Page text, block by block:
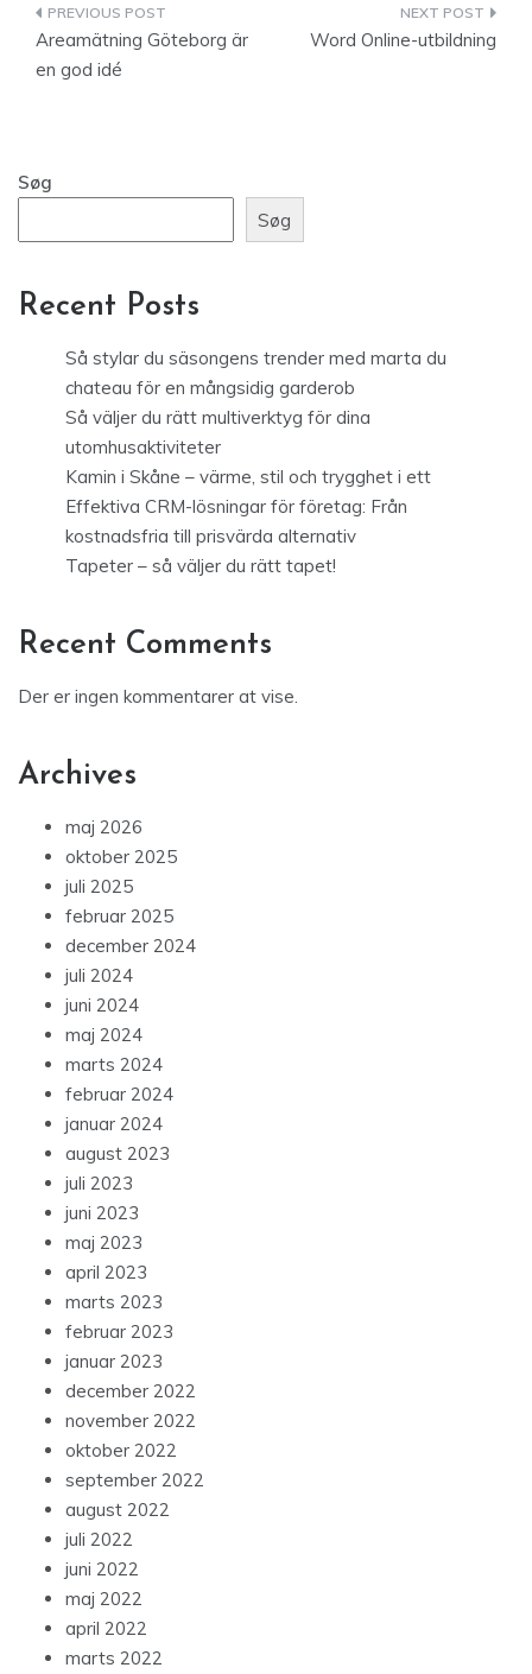
Indlægsnavigation
Areamätning Göteborg är
en god idé
Word Online-utbildning
Søg
Søg
Recent Posts
Så stylar du säsongens trender med marta du
chateau för en mångsidig garderob
Så väljer du rätt multiverktyg för dina
utomhusaktiviteter
Kamin i Skåne – värme, stil och trygghet i ett
Effektiva CRM-lösningar för företag: Från
kostnadsfria till prisvärda alternativ
Tapeter – så väljer du rätt tapet!
Recent Comments
Der er ingen kommentarer at vise.
Archives
maj 2026
oktober 2025
juli 2025
februar 2025
december 2024
juli 2024
juni 2024
maj 2024
marts 2024
februar 2024
januar 2024
august 2023
juli 2023
juni 2023
maj 2023
april 2023
marts 2023
februar 2023
januar 2023
december 2022
november 2022
oktober 2022
september 2022
august 2022
juli 2022
juni 2022
maj 2022
april 2022
marts 2022